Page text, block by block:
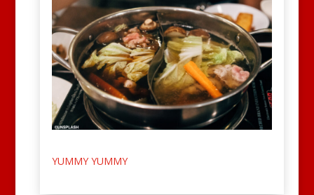
YUMMY YUMMY